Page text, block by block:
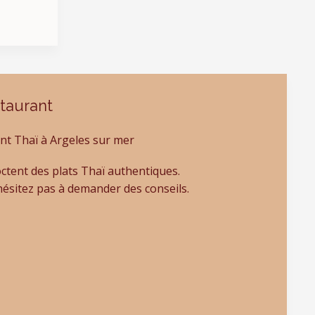
des plats Thaï authentiques.
pas à demander des conseils.